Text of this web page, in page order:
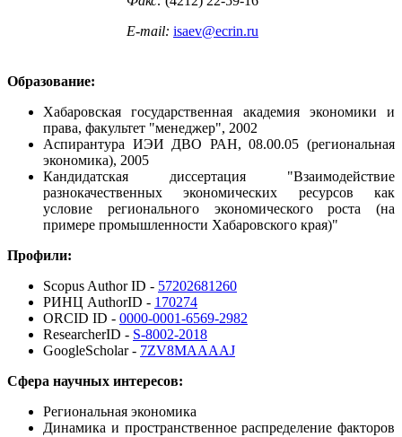
E-mail: isaev@ecrin.ru
Образование:
Хабаровская государственная академия экономики и
права, факультет "менеджер", 2002
Аспирантура ИЭИ ДВО РАН, 08.00.05 (региональная
экономика), 2005
Кандидатская диссертация "Взаимодействие
разнокачественных экономических ресурсов как
условие регионального экономического роста (на
примере промышленности Хабаровского края)"
Профили:
Scopus Author ID - 57202681260
РИНЦ AuthorID - 170274
ORCID ID - 0000-0001-6569-2982
ResearcherID - S-8002-2018
GoogleScholar - 7ZV8MAAAAJ
Сфера научных интересов:
Региональная экономика
Динамика и пространственное распределение факторов